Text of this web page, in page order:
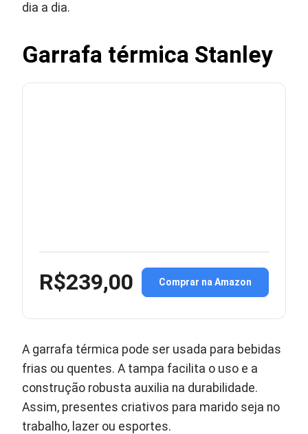
dia a dia.
Garrafa térmica Stanley
R$239,00 Comprar na Amazon
A garrafa térmica pode ser usada para bebidas
frias ou quentes. A tampa facilita o uso e a
construção robusta auxilia na durabilidade.
Assim, presentes criativos para marido seja no
trabalho, lazer ou esportes.